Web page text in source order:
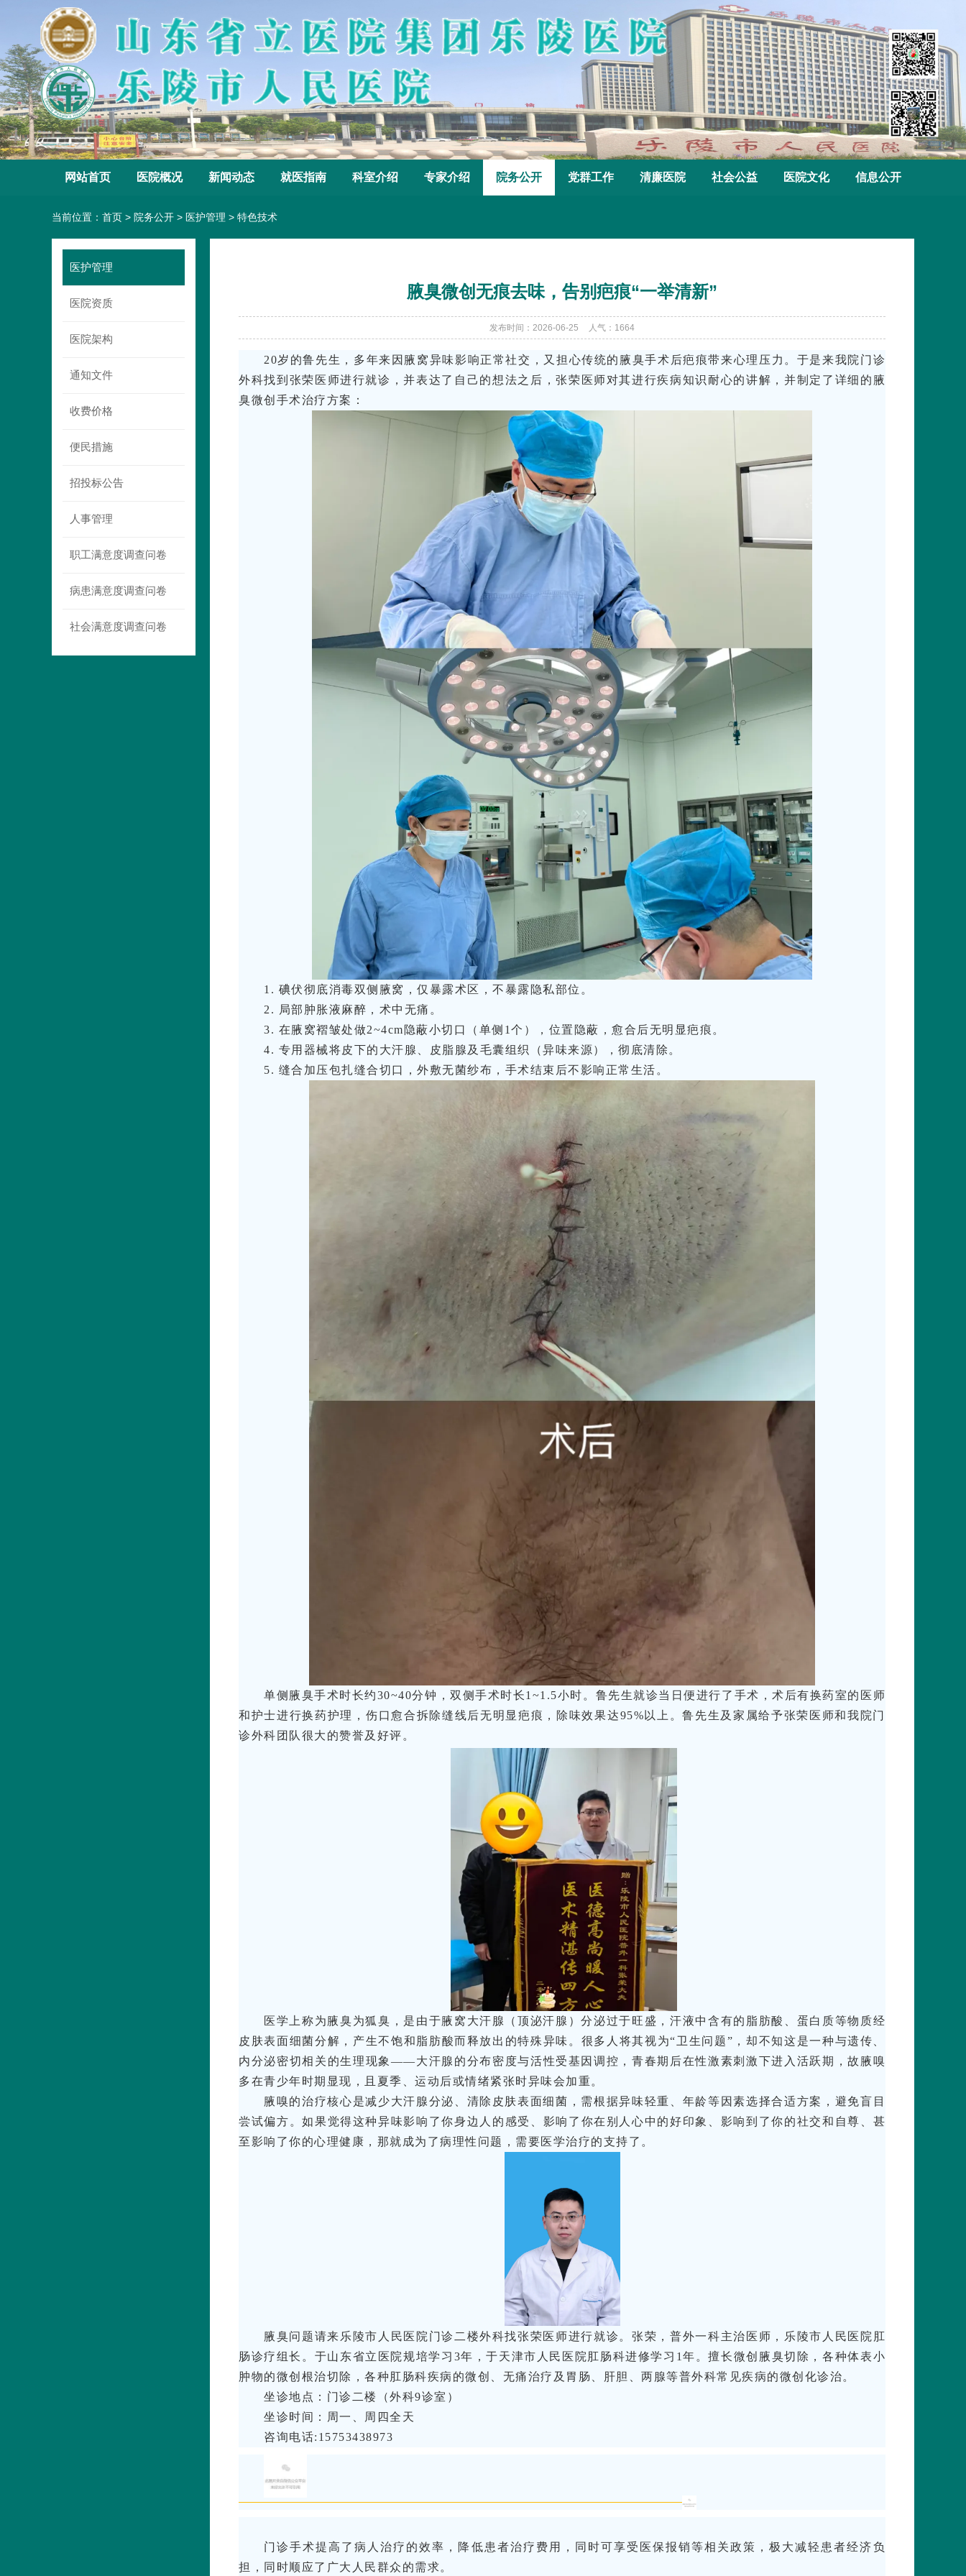
网站首页 医院概况 新闻动态 就医指南 科室介绍 专家介绍 院务公开 党群工作 清廉医院 社会公益 医院文化 信息公开
当前位置： 首页 > 院务公开 > 医护管理 > 特色技术
医护管理
医院资质
医院架构
通知文件
收费价格
便民措施
招投标公告
人事管理
职工满意度调查问卷
病患满意度调查问卷
社会满意度调查问卷
腋臭微创无痕去味，告别疤痕“一举清新”
发布时间：2026-06-25 人气： 1664
20岁的鲁先生，多年来因腋窝异味影响正常社交，又担心传统的腋臭手术后疤痕带来心理压力。于是来我院门诊
外科找到张荣医师进行就诊，并表达了自己的想法之后，张荣医师对其进行疾病知识耐心的讲解，并制定了详细的腋
臭微创手术治疗方案：
1. 碘伏彻底消毒双侧腋窝，仅暴露术区，不暴露隐私部位。
2. 局部肿胀液麻醉，术中无痛。
3. 在腋窝褶皱处做2~4cm隐蔽小切口（单侧1个），位置隐蔽，愈合后无明显疤痕。
4. 专用器械将皮下的大汗腺、皮脂腺及毛囊组织（异味来源），彻底清除。
5. 缝合加压包扎缝合切口，外敷无菌纱布，手术结束后不影响正常生活。
单侧腋臭手术时长约30~40分钟，双侧手术时长1~1.5小时。鲁先生就诊当日便进行了手术，术后有换药室的医师
和护士进行换药护理，伤口愈合拆除缝线后无明显疤痕，除味效果达95%以上。鲁先生及家属给予张荣医师和我院门
诊外科团队很大的赞誉及好评。
医学上称为腋臭为狐臭，是由于腋窝大汗腺（顶泌汗腺）分泌过于旺盛，汗液中含有的脂肪酸、蛋白质等物质经
皮肤表面细菌分解，产生不饱和脂肪酸而释放出的特殊异味。很多人将其视为“卫生问题”，却不知这是一种与遗传、
内分泌密切相关的生理现象——大汗腺的分布密度与活性受基因调控，青春期后在性激素刺激下进入活跃期，故腋嗅
多在青少年时期显现，且夏季、运动后或情绪紧张时异味会加重。
腋嗅的治疗核心是减少大汗腺分泌、清除皮肤表面细菌，需根据异味轻重、年龄等因素选择合适方案，避免盲目
尝试偏方。如果觉得这种异味影响了你身边人的感受、影响了你在别人心中的好印象、影响到了你的社交和自尊、甚
至影响了你的心理健康，那就成为了病理性问题，需要医学治疗的支持了。
腋臭问题请来乐陵市人民医院门诊二楼外科找张荣医师进行就诊。张荣，普外一科主治医师，乐陵市人民医院肛
肠诊疗组长。于山东省立医院规培学习3年，于天津市人民医院肛肠科进修学习1年。擅长微创腋臭切除，各种体表小
肿物的微创根治切除，各种肛肠科疾病的微创、无痛治疗及胃肠、肝胆、两腺等普外科常见疾病的微创化诊治。
坐诊地点：门诊二楼（外科9诊室）
坐诊时间：周一、周四全天
咨询电话:15753438973
门诊手术提高了病人治疗的效率，降低患者治疗费用，同时可享受医保报销等相关政策，极大减轻患者经济负
担，同时顺应了广大人民群众的需求。